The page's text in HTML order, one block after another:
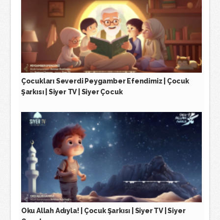
Çocukları Severdi Peygamber Efendimiz | Çocuk
Şarkısı | Siyer TV | Siyer Çocuk
Oku Allah Adıyla! | Çocuk Şarkısı | Siyer TV | Siyer